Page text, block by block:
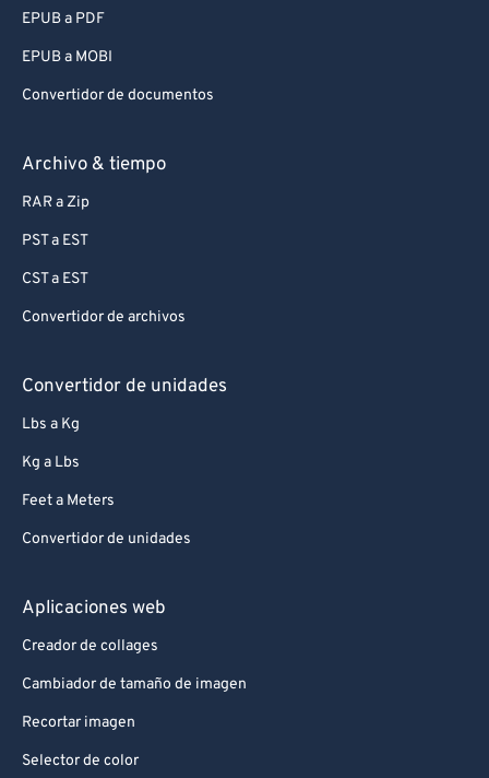
EPUB a PDF
EPUB a MOBI
Convertidor de documentos
Archivo & tiempo
RAR a Zip
PST a EST
CST a EST
Convertidor de archivos
Convertidor de unidades
Lbs a Kg
Kg a Lbs
Feet a Meters
Convertidor de unidades
Aplicaciones web
Creador de collages
Cambiador de tamaño de imagen
Recortar imagen
Selector de color